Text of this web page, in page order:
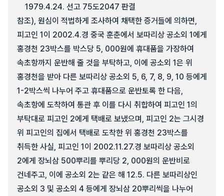
1979.4.24. 선고 75도2047 판결
참조), 원심이 적법하게 조사하여 채택한 증거들에 의하면,
피고인 1이 2002.4.경 중국 훈춘에서 보따리상 공소외 1에게
홍경천 23박스를 박스당 5, 000원에 휴대품을 가장하여
속초항까지 운반해 줄 것을 부탁하고, 이에 공소외 1은 위
홍경천을 받아 다른 보따리상 공소외 5, 6, 7, 8, 9, 10 등에게
1-2박스씩 나누어 주고 휴대품으로 운반토록 한 다음,
속초항에 도착하여 통관 후 이를 다시 취합하여 피고인 1의
부탁대로 피고인 2에게 택배로 보냈으며, 피고인 2는 그시경
위 피고인의 집에서 택배로 도착한 위 홍경천 23박스를
취득한 사실, 피고인 1이 2002.11.27.경 보따리상 공소외
2에게 장뇌삼 500뿌리를 뿌리당 2, 000원의 운반비로
건네주고, 이에 공소외 2는 같은 해 12.5. 다른 보따리상인
공소외 3 및 공소외 4 등에게 장뇌삼 20뿌리씩을 나누어